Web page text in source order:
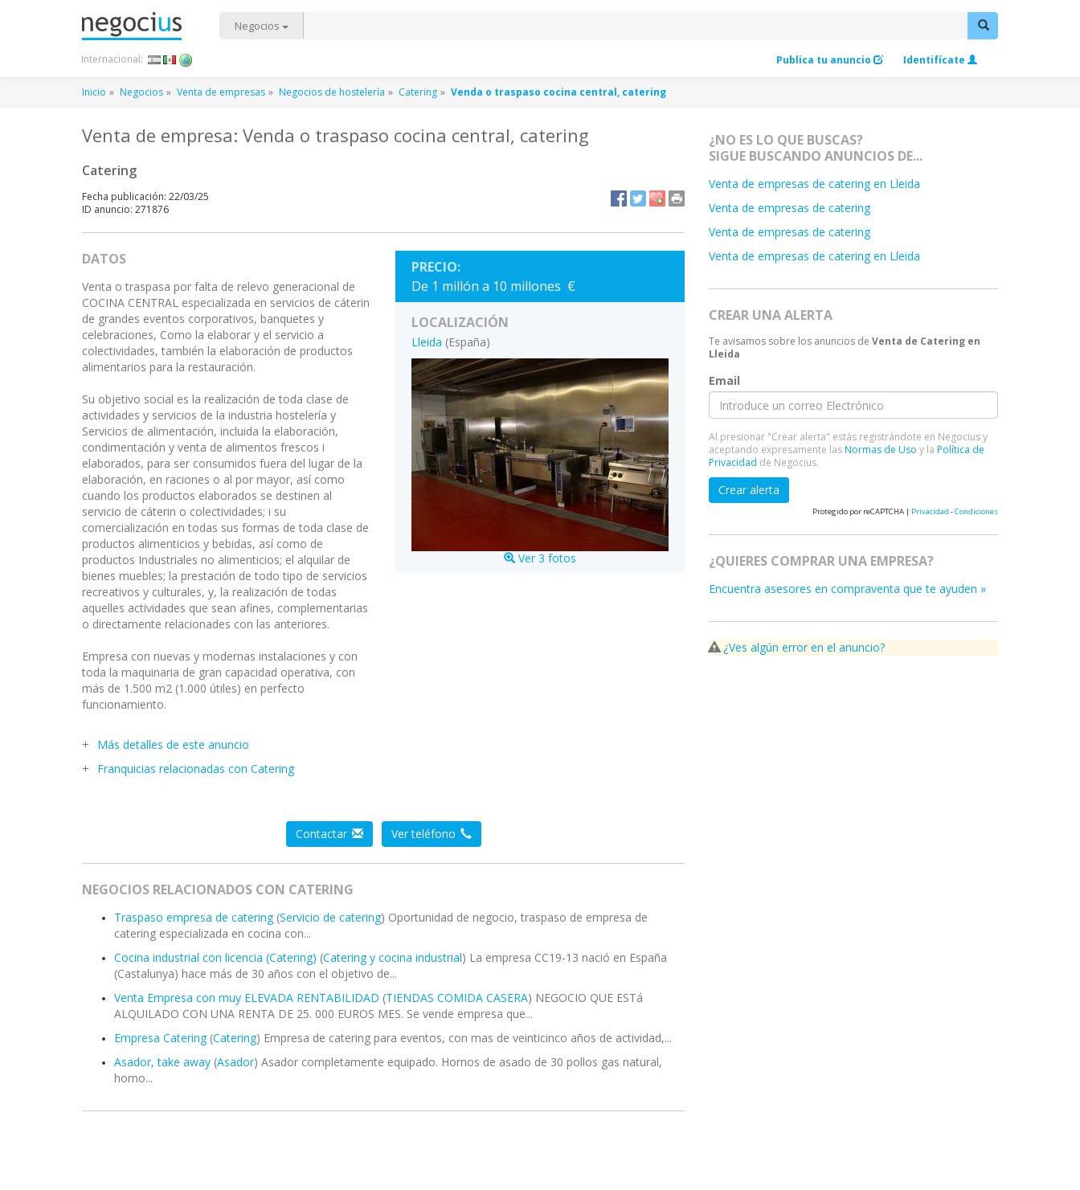
Negocios
Publica tu anuncio Identifícate
Internacional:
Inicio Negocios Venta de empresas Negocios de hostelería Catering Venda o traspaso cocina central, catering
Venta de empresa: Venda o traspaso cocina central, catering
Catering
Fecha publicación: 22/03/25
ID anuncio: 271876
DATOS
Venta o traspasa por falta de relevo generacional de
COCINA CENTRAL especializada en servicios de cáterin
de grandes eventos corporativos, banquetes y
celebraciones, Como la elaborar y el servicio a
colectividades, también la elaboración de productos
alimentarios para la restauración.
Su objetivo social es la realización de toda clase de
actividades y servicios de la industria hostelería y
Servicios de alimentación, incluida la elaboración,
condimentación y venta de alimentos frescos i
elaborados, para ser consumidos fuera del lugar de la
elaboración, en raciones o al por mayor, así como
cuando los productos elaborados se destinen al
servicio de cáterin o colectividades; i su
comercialización en todas sus formas de toda clase de
productos alimenticios y bebidas, así como de
productos Industriales no alimenticios; el alquilar de
bienes muebles; la prestación de todo tipo de servicios
recreativos y culturales, y, la realización de todas
aquelles actividades que sean afines, complementarias
o directamente relacionades con las anteriores.
Empresa con nuevas y modernas instalaciones y con
toda la maquinaria de gran capacidad operativa, con
más de 1.500 m2 (1.000 útiles) en perfecto
funcionamiento.
Más detalles de este anuncio
Franquicias relacionadas con Catering
PRECIO:
De 1 millón a 10 millones €
LOCALIZACIÓN
Lleida (España)
Ver 3 fotos
Contactar Ver teléfono
NEGOCIOS RELACIONADOS CON CATERING
Traspaso empresa de catering(Servicio de catering) Oportunidad de negocio, traspaso de empresa de
catering especializada en cocina con...
Cocina industrial con licencia (Catering) (Catering y cocina industrial) La empresa CC19-13 nació en España
(Castalunya) hace más de 30 años con el objetivo de...
Venta Empresa con muy ELEVADA RENTABILIDAD (TIENDAS COMIDA CASERA) NEGOCIO QUE ESTá
ALQUILADO CON UNA RENTA DE 25. 000 EUROS MES. Se vende empresa que...
Empresa Catering(Catering) Empresa de catering para eventos, con mas de veinticinco años de actividad,...
Asador, take away (Asador) Asador completamente equipado. Hornos de asado de 30 pollos gas natural,
horno...
¿NO ES LO QUE BUSCAS?
SIGUE BUSCANDO ANUNCIOS DE...
Venta de empresas de catering en Lleida
Venta de empresas de catering
Venta de empresas de catering
Venta de empresas de catering en Lleida
CREAR UNA ALERTA
Te avisamos sobre los anuncios de Venta de Catering en
Lleida
Email
Al presionar "Crear alerta" estás registrándote en Negocius y
aceptando expresamente lasNormas de Uso y la Política de
Privacidad de Negocius.
Crear alerta
Protegido por reCAPTCHA | Privacidad -Condiciones
¿QUIERES COMPRAR UNA EMPRESA?
Encuentra asesores en compraventa que te ayuden »
¿Ves algún error en el anuncio?